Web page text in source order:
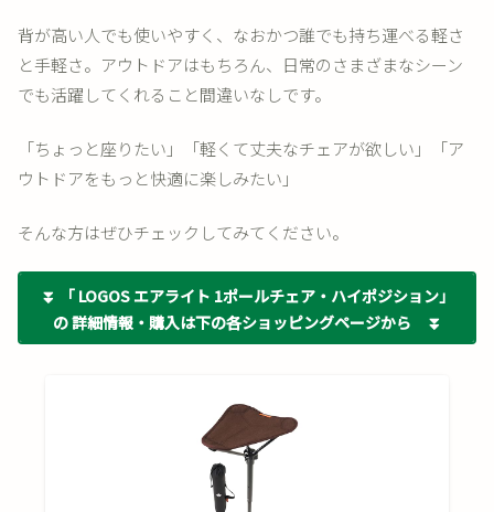
背が高い人でも使いやすく、なおかつ誰でも持ち運べる軽さ
と手軽さ。アウトドアはもちろん、日常のさまざまなシーン
でも活躍してくれること間違いなしです。
「ちょっと座りたい」「軽くて丈夫なチェアが欲しい」「ア
ウトドアをもっと快適に楽しみたい」
そんな方はぜひチェックしてみてください。
⏬ 「 LOGOS エアライト 1ポールチェア・ハイポジション」
の 詳細情報・購入は下の各ショッピングページから ⏬